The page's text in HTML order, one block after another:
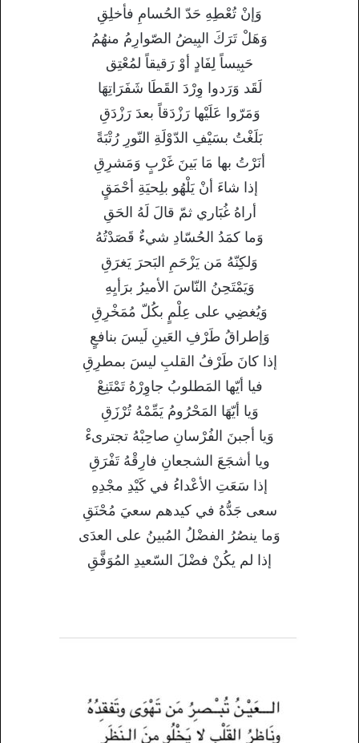
وَإنْ تُعْطِهِ حَدّ الحُسامِ فأخلِقِ
وَهَلْ تَرَكَ البِيضُ الصّوارِمُ منهُمُ
حَبِيساً لِفَادٍ أوْ رَقيقاً لمُعْتِق
لَقَد وَرَدوا وِرْدَ القَطَا شَفَرَاتِهَا
وَمَرّوا عَلَيْها رَزْدَقاً بعدَ رَزْدَقِ
بَلَغْتُ بسَيْفِ الدّوْلَةِ النّورِ رُتْبَةً
أنَرْتُ بها مَا بَينَ غَرْبٍ وَمَشرِقِ
إذا شاءَ أنْ يَلْهُو بلِحيَةِ أحْمَقٍ
أراهُ غُبَاري ثمّ قالَ لَهُ الحَقِ
وَما كمَدُ الحُسّادِ شيءٌ قَصَدْتُهُ
وَلكِنّهُ مَن يَزْحَمِ البَحرَ يَغرَقِ
وَيَمْتَحِنُ النّاسَ الأميرُ برَأيِهِ
وَيُغضِي على عِلْمٍ بكُلّ مُمَخْرِقِ
وَإطراقُ طَرْفِ العَينِ لَيسَ بنافعٍ
إذا كانَ طَرْفُ القلبِ ليسَ بمطرِقِ
فيا أيّها المَطلوبُ جاوِرْهُ تَمْتَنِعْ
وَيا أيّهَا المَحْرُومُ يَمِّمْهُ تُرْزَقِ
وَيا أجبنَ الفُرْسانِ صاحِبْهُ تجترىءْ
ويا أشجَعَ الشجعانِ فارِقْهُ تَفْرَقِ
إذا سَعَتِ الأعْداءُ في كَيْدِ مجْدِهِ
سعى جَدُّهُ في كيدهم سعيَ مُحْنَقِ
وَما ينصُرُ الفضْلُ المُبينُ على العدَى
إذا لم يكُنْ فضْلَ السّعيدِ المُوَفَّقِ